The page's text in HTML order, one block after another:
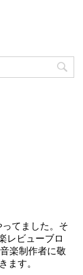
てました。そ
レビューブロ
楽制作者に敬
ます。